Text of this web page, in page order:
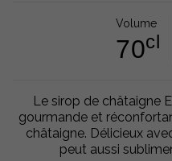
Volume
70cl
Le sirop de châtaigne
gourmande et
châtaigne. Délicieux
peut aussi